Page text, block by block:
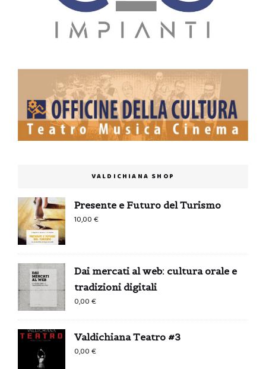
VALDICHIANA SHOP
Presente e Futuro del Turismo
10,00€
Dai mercati al web: cultura orale e
tradizioni digitali
0,00€
Valdichiana Teatro #3
0,00€